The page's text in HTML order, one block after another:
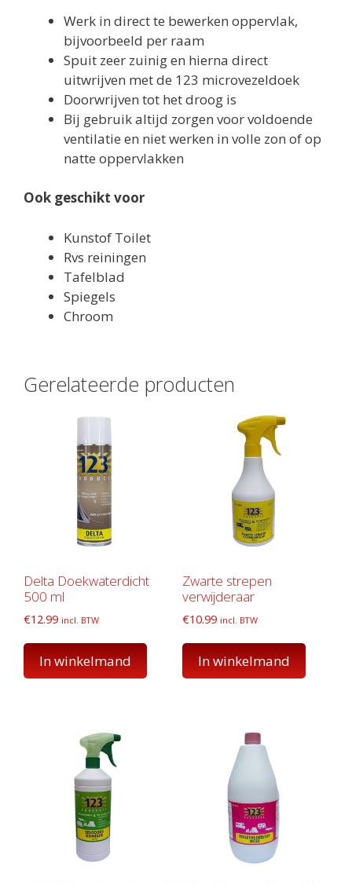
Werk in direct te bewerken oppervlak,
bijvoorbeeld per raam
Spuit zeer zuinig en hierna direct
uitwrijven met de 123 microvezeldoek
Doorwrijven tot het droog is
Bij gebruik altijd zorgen voor voldoende
ventilatie en niet werken in volle zon of op
natte oppervlakken
Ook geschikt voor
Kunstof Toilet
Rvs reiningen
Tafelblad
Spiegels
Chroom
Gerelateerde producten
Delta Doekwaterdicht
500 ml
€12.99 incl. BTW
In winkelmand
Zwarte strepen
verwijderaar
€10.99 incl. BTW
In winkelmand